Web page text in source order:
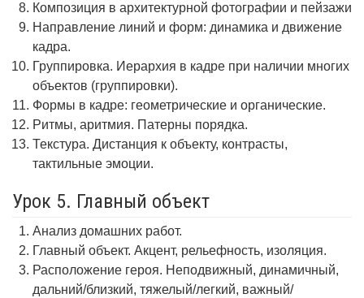
Композиция в архитектурной фотографии и пейзажи
Направление линий и форм: динамика и движение
кадра.
Группировка. Иерархия в кадре при наличии многих
объектов (группировки).
Формы в кадре: геометрические и органические.
Ритмы, аритмия. Патерны порядка.
Текстура. Дистанция к объекту, контрасты,
тактильные эмоции.
Урок 5. Главный объект
Анализ домашних работ.
Главный объект. Акцент, рельефность, изоляция.
Расположение героя. Неподвижный, динамичный,
дальний/близкий, тяжелый/легкий, важный/